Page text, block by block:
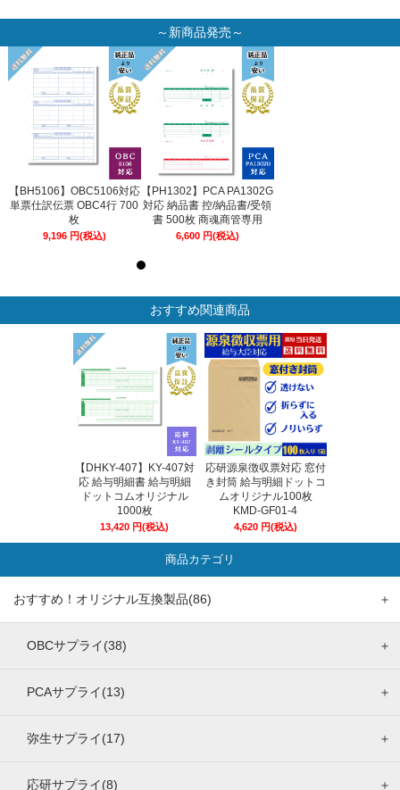
～新商品発売～
【BH5106】OBC5106対応
単票仕訳伝票 OBC4行 700
枚
9,196円(税込)
【PH1302】PCA PA1302G
対応 納品書 控/納品書/受領
書 500枚 商魂商管専用
6,600円(税込)
おすすめ関連商品
【DHKY-407】KY-407対
応 給与明細書 給与明細
ドットコムオリジナル
1000枚
13,420 円(税込)
応研源泉徴収票対応 窓付
き封筒 給与明細ドットコ
ムオリジナル100枚
KMD-GF01-4
4,620円(税込)
商品カテゴリ
おすすめ！オリジナル互換製品(86) ＋
OBCサプライ(38) ＋
PCAサプライ(13) ＋
弥生サプライ(17) ＋
応研サプライ(8) ＋